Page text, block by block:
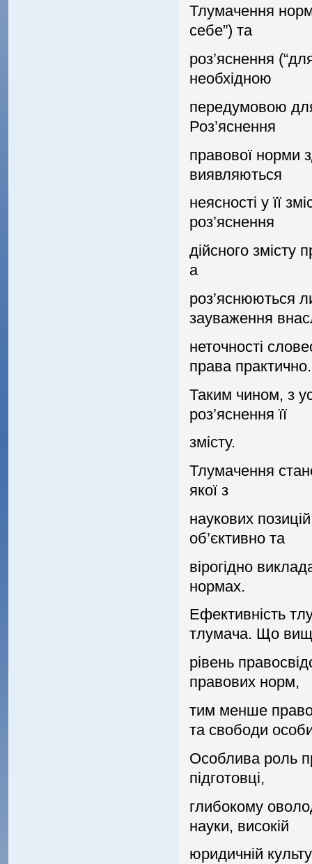
Тлумачення
себе”) та
роз’яснення
необхiдною
передумовою
Роз’яснення
правової норми
виявляються
неясностi у її
роз’яснення
дiйсного змiсту
а
роз’яснюються
зауваження
неточностi
права практично.
Таким чином, з
роз’яснення її
змiсту.
Тлумачення
якої з
наукових
об’єктивно та
вiрогiдно
нормах.
Ефективнiсть
тлумача. Що
рiвень
правових норм,
тим менше
та свободи
Особлива роль
пiдготовцi,
глибокому
науки, високiй
юридичнiй